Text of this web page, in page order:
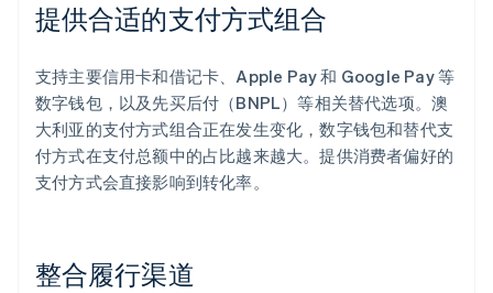
提供合适的支付方式组合
支持主要信用卡和借记卡、Apple Pay 和 Google Pay 等
数字钱包，以及先买后付（BNPL）等相关替代选项。澳
大利亚的支付方式组合正在发生变化，数字钱包和替代支
付方式在支付总额中的占比越来越大。提供消费者偏好的
支付方式会直接影响到转化率。
整合履行渠道